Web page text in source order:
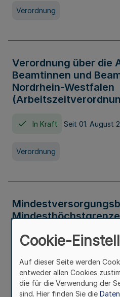
Verordnung
Verordnung über die
Beamtinnen und
Nordrhein-Westfalen
In Kraft Seit 01. August
Verordnung
Verwaltungsvorschrift
Cookie-
Auf dieser Seite werden
entweder allen Cookies
die für die Verwendung der
sind. Hier finden Sie die